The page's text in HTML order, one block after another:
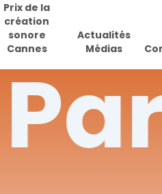
Prix de la
création
sonore
Cannes
Actualités
Médias